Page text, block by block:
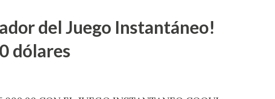
el sorteo de Powerball, López explicó que el
realizando en los Estados Unidos y los
los números ganadores del mismo a través
de este sorteo: Lotería Electrónica “A todos
del Juego Instantáneo!
dólares